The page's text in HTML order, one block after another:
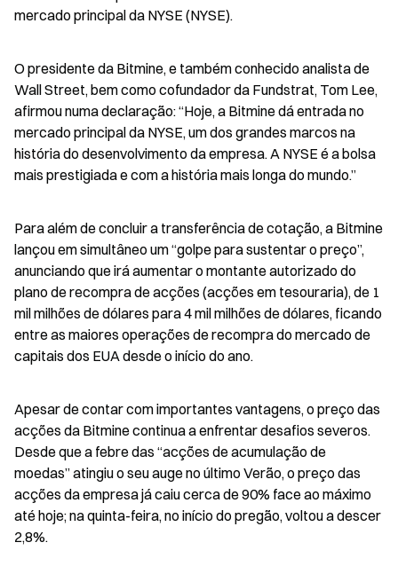
mercado principal da NYSE (NYSE).
O presidente da Bitmine, e também conhecido analista de
Wall Street, bem como cofundador da Fundstrat, Tom Lee,
afirmou numa declaração: “Hoje, a Bitmine dá entrada no
mercado principal da NYSE, um dos grandes marcos na
história do desenvolvimento da empresa. A NYSE é a bolsa
mais prestigiada e com a história mais longa do mundo.”
Para além de concluir a transferência de cotação, a Bitmine
lançou em simultâneo um “golpe para sustentar o preço”,
anunciando que irá aumentar o montante autorizado do
plano de recompra de acções (acções em tesouraria), de 1
mil milhões de dólares para 4 mil milhões de dólares, ficando
entre as maiores operações de recompra do mercado de
capitais dos EUA desde o início do ano.
Apesar de contar com importantes vantagens, o preço das
acções da Bitmine continua a enfrentar desafios severos.
Desde que a febre das “acções de acumulação de
moedas” atingiu o seu auge no último Verão, o preço das
acções da empresa já caiu cerca de 90% face ao máximo
até hoje; na quinta-feira, no início do pregão, voltou a descer
2,8%.